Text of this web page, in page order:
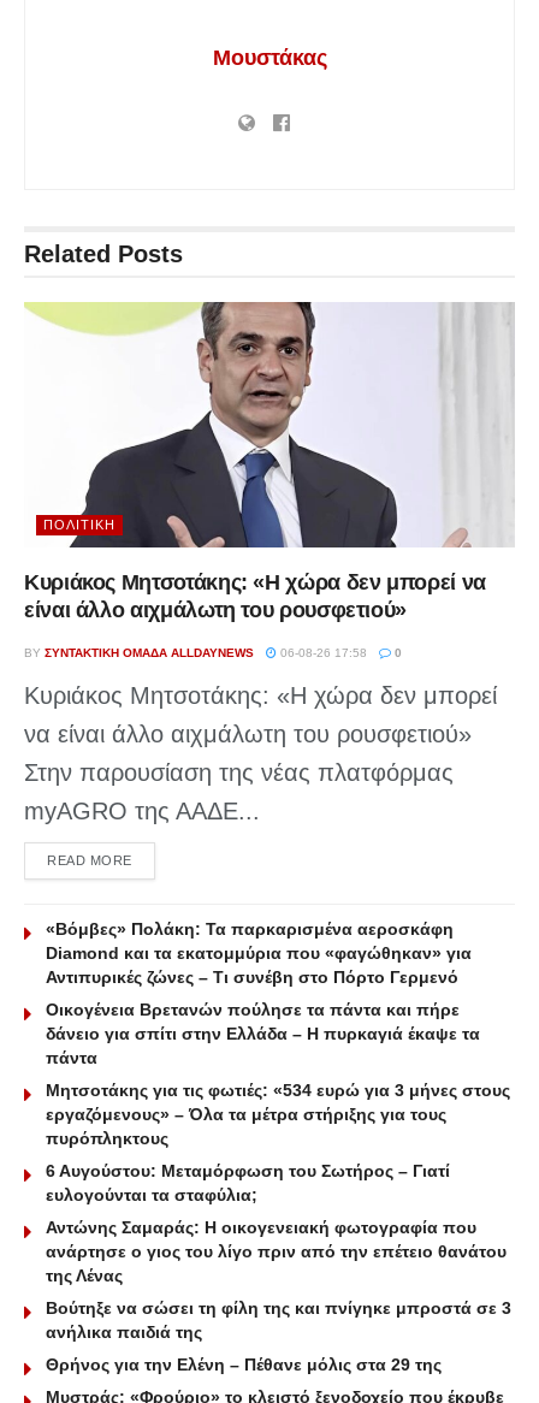
Μουστάκας
Related Posts
ΠΟΛΙΤΙΚΉ
Κυριάκος Μητσοτάκης: «Η χώρα δεν μπορεί να
είναι άλλο αιχμάλωτη του ρουσφετιού»
BY ΣΥΝΤΑΚΤΙΚΉ ΟΜΆΔΑ ALLDAYNEWS 06-08-26 17:58 0
Κυριάκος Μητσοτάκης: «Η χώρα δεν μπορεί
να είναι άλλο αιχμάλωτη του ρουσφετιού»
Στην παρουσίαση της νέας πλατφόρμας
myAGRO της ΑΑΔΕ...
READ MOREDETAILS
«Βόμβες» Πολάκη: Τα παρκαρισμένα αεροσκάφη
Diamond και τα εκατομμύρια που «φαγώθηκαν» για
Αντιπυρικές ζώνες – Τι συνέβη στο Πόρτο Γερμενό
Οικογένεια Βρετανών πούλησε τα πάντα και πήρε
δάνειο για σπίτι στην Ελλάδα – Η πυρκαγιά έκαψε τα
πάντα
Μητσοτάκης για τις φωτιές: «534 ευρώ για 3 μήνες στους
εργαζόμενους» – Όλα τα μέτρα στήριξης για τους
πυρόπληκτους
6 Αυγούστου: Μεταμόρφωση του Σωτήρος – Γιατί
ευλογούνται τα σταφύλια;
Αντώνης Σαμαράς: Η οικογενειακή φωτογραφία που
ανάρτησε ο γιος του λίγο πριν από την επέτειο θανάτου
της Λένας
Βούτηξε να σώσει τη φίλη της και πνίγηκε μπροστά σε 3
ανήλικα παιδιά της
Θρήνος για την Ελένη – Πέθανε μόλις στα 29 της
Μυστράς: «Φρούριο» το κλειστό ξενοδοχείο που έκρυβε